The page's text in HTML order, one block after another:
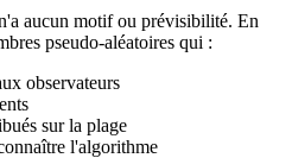
aucun motif ou prévisibilité. En
pseudo-aléatoires qui :
observateurs
sur la plage
l'algorithme